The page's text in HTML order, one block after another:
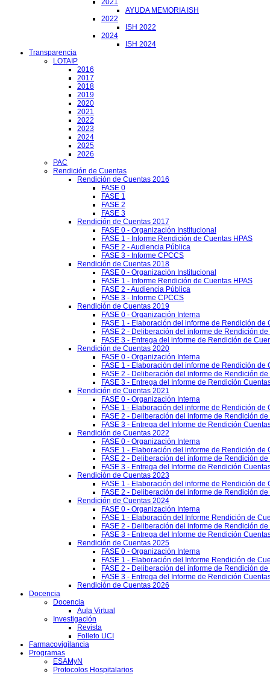
2021
AYUDA MEMORIA ISH
2022
ISH 2022
2024
ISH 2024
Transparencia
LOTAIP
2016
2017
2018
2019
2020
2021
2022
2023
2024
2025
2026
PAC
Rendición de Cuentas
Rendición de Cuentas 2016
FASE 0
FASE 1
FASE 2
FASE 3
Rendición de Cuentas 2017
FASE 0 - Organización Institucional
FASE 1 - Informe Rendición de Cuentas HPAS
FASE 2 - Audiencia Pública
FASE 3 - Informe CPCCS
Rendición de Cuentas 2018
FASE 0 - Organización Institucional
FASE 1 - Informe Rendición de Cuentas HPAS
FASE 2 - Audiencia Pública
FASE 3 - Informe CPCCS
Rendición de Cuentas 2019
FASE 0 - Organización Interna
FASE 1 - Elaboración del informe de Rendición de
FASE 2 - Deliberación del informe de Rendición
FASE 3 - Entrega del informe de Rendición de
Rendición de Cuentas 2020
FASE 0 - Organización Interna
FASE 1 - Elaboración del informe de Rendición de
FASE 2 - Deliberación del informe de Rendición
FASE 3 - Entrega del Informe de Rendición
Rendición de Cuentas 2021
FASE 0 - Organización Interna
FASE 1 - Elaboración del informe de Rendición de
FASE 2 - Deliberación del informe de Rendición
FASE 3 - Entrega del Informe de Rendición
Rendición de Cuentas 2022
FASE 0 - Organización Interna
FASE 1 - Elaboración del informe de Rendición de
FASE 2 - Deliberación del informe de Rendición
FASE 3 - Entrega del Informe de Rendición
Rendición de Cuentas 2023
FASE 1 - Elaboración del informe de Rendición de
FASE 2 - Deliberación del informe de Rendición
Rendición de Cuentas 2024
FASE 0 - Organización Interna
FASE 1 - Elaboración del Informe Rendición de
FASE 2 - Deliberación del informe de Rendición
FASE 3 - Entrega del Informe de Rendición
Rendición de Cuentas 2025
FASE 0 - Organización Interna
FASE 1 - Elaboración del Informe Rendición de
FASE 2 - Deliberación del informe de Rendición
FASE 3 - Entrega del Informe de Rendición
Rendición de Cuentas 2026
Docencia
Docencia
Aula Virtual
Investigación
Revista
Folleto UCI
Farmacovigilancia
Programas
ESAMyN
Protocolos Hospitalarios